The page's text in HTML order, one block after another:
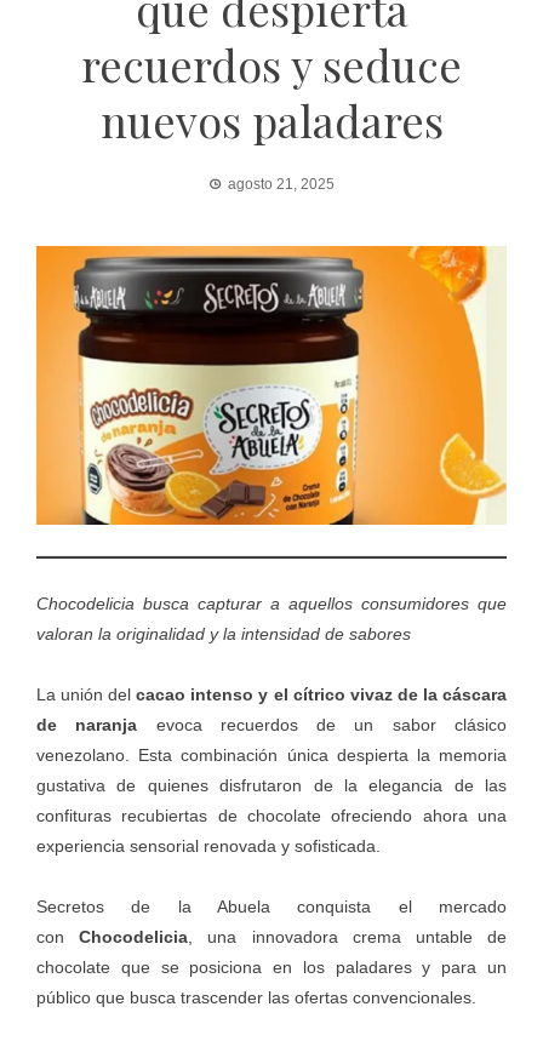
recuerdos y seduce
nuevos paladares
agosto 21, 2025
Chocodelicia busca capturar a aquellos consumidores que
valoran la originalidad y la intensidad de sabores
La unión delcacao intenso y el cítrico vivaz de la cáscara
de naranja evoca recuerdos de un sabor clásico
venezolano. Esta combinación única despierta la memoria
gustativa de quienes disfrutaron de la elegancia de las
confituras recubiertas de chocolate ofreciendo ahora una
experiencia sensorial renovada y sofisticada.
Secretos de la Abuela conquista el mercado
conChocodelicia , una innovadora crema untable de
chocolate que se posiciona en los paladares y para un
público que busca trascender las ofertas convencionales.